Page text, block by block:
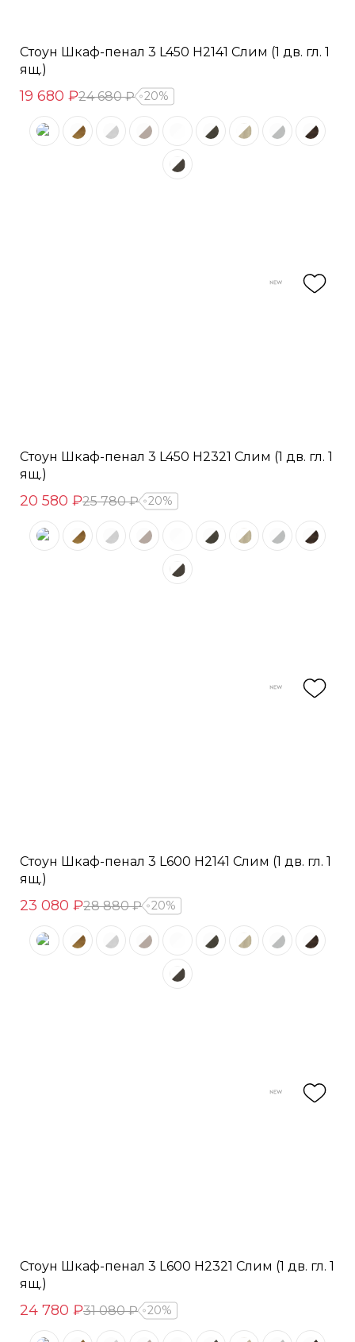
Стоун Шкаф-пенал 3 L450 H2141 Слим (1 дв. гл. 1
ящ.)
19 680 ₽24 680 ₽ 20%
Стоун Шкаф-пенал 3 L450 H2321 Слим (1 дв. гл. 1
ящ.)
20 580 ₽25 780 ₽ 20%
Стоун Шкаф-пенал 3 L600 H2141 Слим (1 дв. гл. 1
ящ.)
23 080 ₽28 880 ₽ 20%
Стоун Шкаф-пенал 3 L600 H2321 Слим (1 дв. гл. 1
ящ.)
24 780 ₽31 080 ₽ 20%